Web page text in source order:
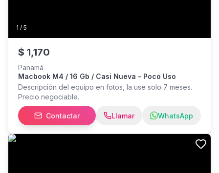
1 / 5
$ 1,170
Panamá
Macbook M4 / 16 Gb / Casi Nueva - Poco Uso
Descripción del equipo en fotos, la use solo 7 meses.
Precio negociable.
Contactar Llamar WhatsApp